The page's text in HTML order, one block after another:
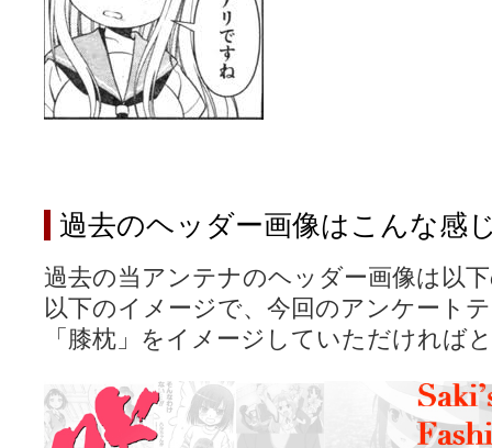
過去のヘッダー画像はこんな感
過去の当アンテナのヘッダー画像は以
以下のイメージで、今回のアンケート
「膝枕」をイメージしていただければ